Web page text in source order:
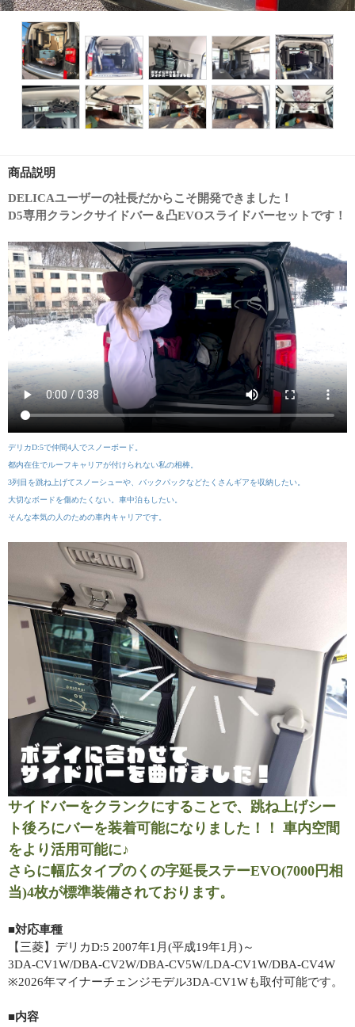
商品説明
DELICAユーザーの社長だからこそ開発できました！
D5専用クランクサイドバー＆凸EVOスライドバーセットです！
デリカD:5で仲間4人でスノーボード。
都内在住でルーフキャリアが付けられない私の相棒。
3列目を跳ね上げてスノーシューや、バックパックなどたくさんギアを収納したい。
大切なボードを傷めたくない。車中泊もしたい。
そんな本気の人のための車内キャリアです。
サイドバーをクランクにすることで、跳ね上げシー
ト後ろにバーを装着可能になりました！！ 車内空間
をより活用可能に♪
さらに幅広タイプのくの字延長ステーEVO(7000円相
当)4枚が標準装備されております。
■対応車種
【三菱】デリカD:5 2007年1月(平成19年1月)～
3DA-CV1W/DBA-CV2W/DBA-CV5W/LDA-CV1W/DBA-CV4W
※2026年マイナーチェンジモデル3DA-CV1Wも取付可能です。
■内容